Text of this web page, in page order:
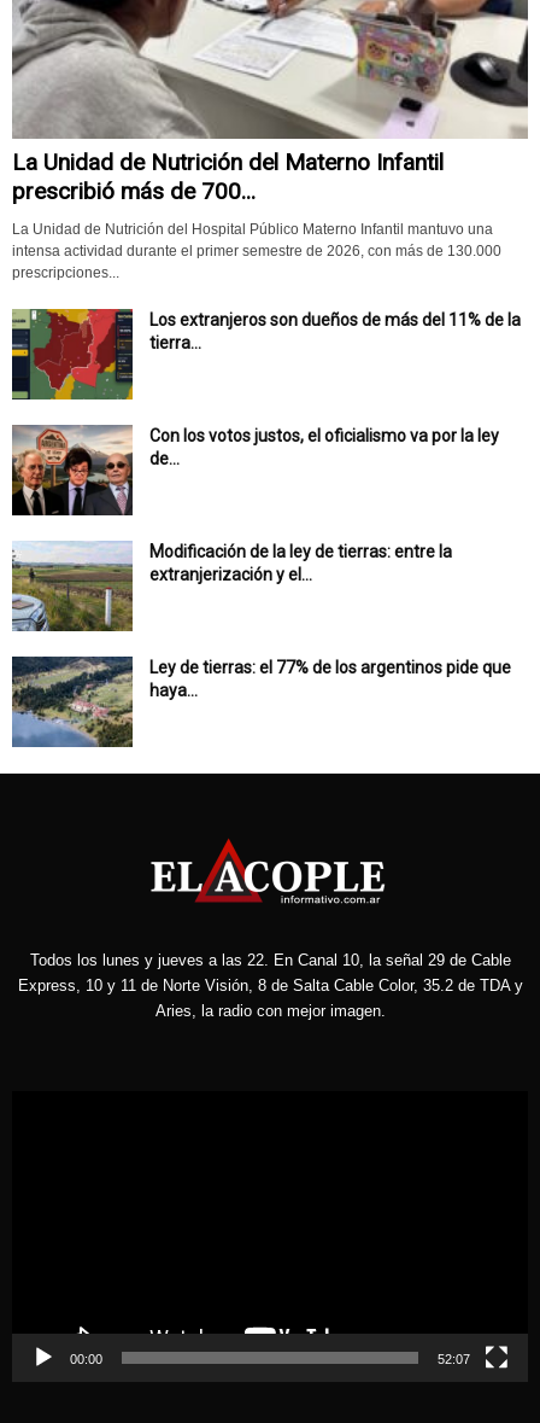
La Unidad de Nutrición del Materno Infantil
prescribió más de 700...
La Unidad de Nutrición del Hospital Público Materno Infantil mantuvo una
intensa actividad durante el primer semestre de 2026, con más de 130.000
prescripciones...
Los extranjeros son dueños de más del 11% de la
tierra...
Con los votos justos, el oficialismo va por la ley
de...
Modificación de la ley de tierras: entre la
extranjerización y el...
Ley de tierras: el 77% de los argentinos pide que
haya...
Todos los lunes y jueves a las 22. En Canal 10, la señal 29 de Cable
Express, 10 y 11 de Norte Visión, 8 de Salta Cable Color, 35.2 de TDA y
Aries, la radio con mejor imagen.
00:00 52:07